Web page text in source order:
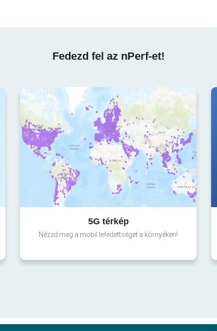
Fedezd fel az nPerf-et!
5G térkép
Nézzd meg a mobil lefedettséget a környéken!